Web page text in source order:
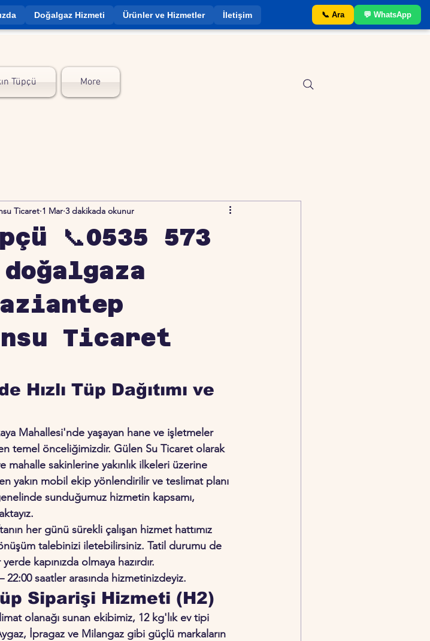
Doğalgaz Hizmeti Ürünler ve Hizmetler İletişim 📞 Ara 💬 WhatsApp
Tüpçü More
📞0535 573
Ticaret
Ticaret 1 Mar 3 dakikada okunur
Hızlı Tüp Dağıtımı ve
Mahallesi'nde yaşayan hane ve işletmeler
temel önceliğimizdir. Gülen Su Ticaret olarak
mahalle sakinlerine yakınlık ilkeleri üzerine
yakın mobil ekip yönlendirilir ve teslimat planı
sunduğumuz hizmetin kapsamı,
her günü sürekli çalışan hizmet hattımız
talebinizi iletebilirsiniz. Tatil durumu de
kapınızda olmaya hazırdır.
22:00 saatler arasında hizmetinizdeyiz.
Siparişi Hizmeti (H2)
olanağı sunan ekibimiz, 12 kg'lık ev tipi
İpragaz ve Milangaz gibi güçlü markaların